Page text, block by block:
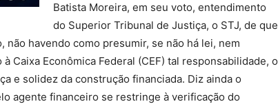
Batista Moreira, em seu voto, entendimento
do Superior Tribunal de Justiça, o STJ, de que
havendo como presumir, se não há lei, nem
Caixa Econômica Federal (CEF) tal responsabilidade, o
e solidez da construção financiada. Diz ainda o
agente financeiro se restringe à verificação do